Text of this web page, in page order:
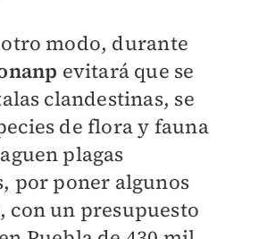
modo, durante
evitará que se
clandestinas, se
de flora y fauna
plagas
por poner algunos
con un presupuesto